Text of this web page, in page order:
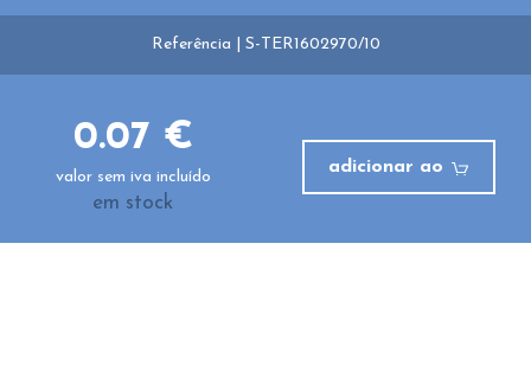
Referência | S-TER1602970/10
0.07 €
valor sem iva incluído
em stock
adicionar ao